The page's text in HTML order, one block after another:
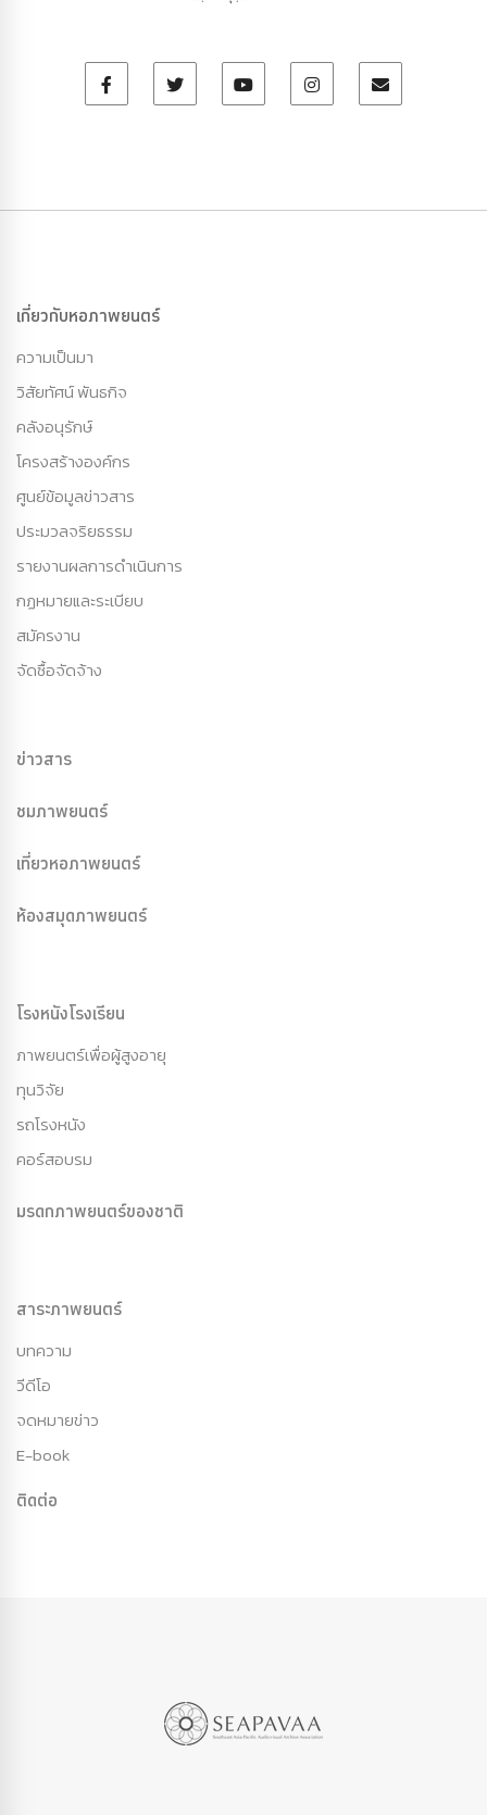
เกี่ยวกับหอภาพยนตร์
ความเป็นมา
วิสัยทัศน์ พันธกิจ
คลังอนุรักษ์
โครงสร้างองค์กร
ศูนย์ข้อมูลข่าวสาร
ประมวลจริยธรรม
รายงานผลการดำเนินการ
กฏหมายและระเบียบ
สมัครงาน
จัดซื้อจัดจ้าง
ข่าวสาร
ชมภาพยนตร์
เที่ยวหอภาพยนตร์
ห้องสมุดภาพยนตร์
โรงหนังโรงเรียน
ภาพยนตร์เพื่อผู้สูงอายุ
ทุนวิจัย
รถโรงหนัง
คอร์สอบรม
มรดกภาพยนตร์ของชาติ
สาระภาพยนตร์
บทความ
วีดีโอ
จดหมายข่าว
E-book
ติดต่อ